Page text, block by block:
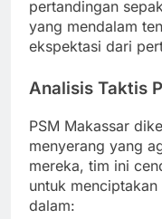
pertandingan
yang mendalam
ekspektasi dari
Analisis Taktis
PSM Makassar
menyerang yang
mereka, tim ini
untuk
dalam: